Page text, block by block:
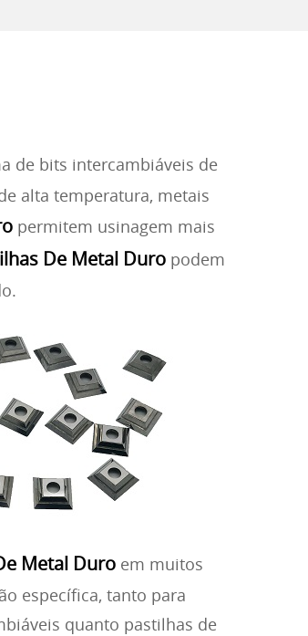
de bits intercambiáveis de
alta temperatura, metais
permitem usinagem mais
De Metal Duro podem
Metal Duro em muitos
específica, tanto para
quanto pastilhas de